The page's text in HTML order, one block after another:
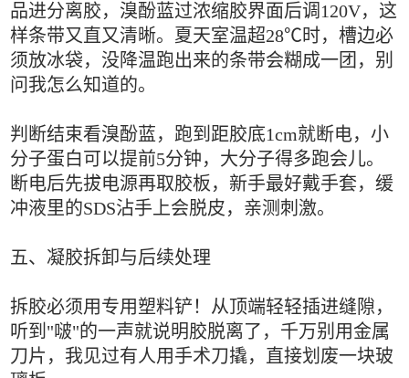
品进分离胶，溴酚蓝过浓缩胶界面后调120V，这
样条带又直又清晰。夏天室温超28℃时，槽边必
须放冰袋，没降温跑出来的条带会糊成一团，别
问我怎么知道的。
判断结束看溴酚蓝，跑到距胶底1cm就断电，小
分子蛋白可以提前5分钟，大分子得多跑会儿。
断电后先拔电源再取胶板，新手最好戴手套，缓
冲液里的SDS沾手上会脱皮，亲测刺激。
五、凝胶拆卸与后续处理
拆胶必须用专用塑料铲！从顶端轻轻插进缝隙，
听到"啵"的一声就说明胶脱离了，千万别用金属
刀片，我见过有人用手术刀撬，直接划废一块玻